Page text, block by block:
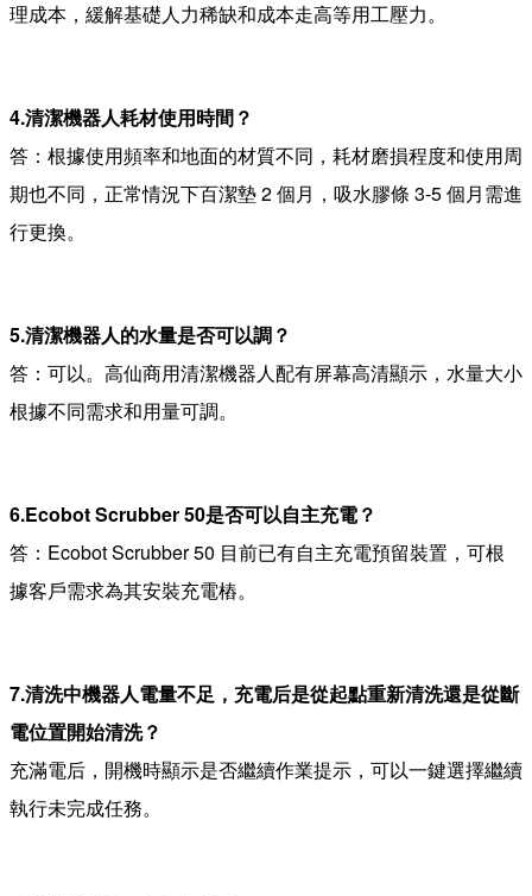
理成本，緩解基礎人力稀缺和成本走高等用工壓力。
4.清潔機器人耗材使用時間？
答：根據使用頻率和地面的材質不同，耗材磨損程度和使用周
期也不同，正常情況下百潔墊 2 個月，吸水膠條 3-5 個月需進
行更換。
5.清潔機器人的水量是否可以調？
答：可以。高仙商用清潔機器人配有屏幕高清顯示，水量大小
根據不同需求和用量可調。
6.Ecobot Scrubber 50是否可以自主充電？
答：Ecobot Scrubber 50 目前已有自主充電預留裝置，可根
據客戶需求為其安裝充電樁。
7.清洗中機器人電量不足，充電后是從起點重新清洗還是從斷
電位置開始清洗？
充滿電后，開機時顯示是否繼續作業提示，可以一鍵選擇繼續
執行未完成任務。